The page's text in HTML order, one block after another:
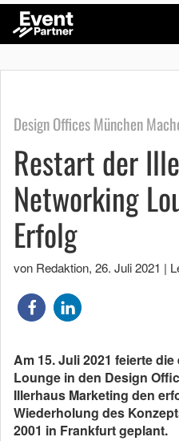
Design Offices München
Restart der
Networking
Erfolg
von Redaktion, 26. Juli 2021 |
Am 15. Juli 2021 feierte
Lounge in den Design
Illerhaus Marketing den
Wiederholung des
2001 in Frankfurt geplant.